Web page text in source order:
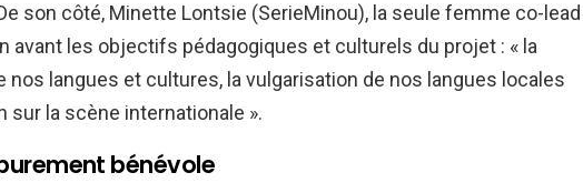
son côté, Minette Lontsie (SerieMinou), la seule femme co-lead
avant les objectifs pédagogiques et culturels du projet : « la
nos langues et cultures, la vulgarisation de nos langues locales
sur la scène internationale ».
bénévole